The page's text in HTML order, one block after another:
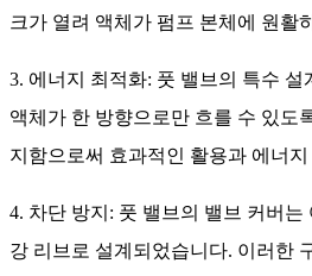
크가 열려 액체가 펌프 본체에 원활
3. 에너지 최적화: 풋 밸브의 특수 설
액체가 한 방향으로만 흐를 수 있도
지함으로써 효과적인 활용과 에너
4. 차단 방지: 풋 밸브의 밸브 커버는
강 리브로 설계되었습니다. 이러한